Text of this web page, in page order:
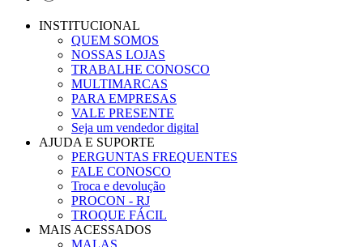
INSTITUCIONAL
QUEM SOMOS
NOSSAS LOJAS
TRABALHE CONOSCO
MULTIMARCAS
PARA EMPRESAS
VALE PRESENTE
Seja um vendedor digital
AJUDA E SUPORTE
PERGUNTAS FREQUENTES
FALE CONOSCO
Troca e devolução
PROCON - RJ
TROQUE FÁCIL
MAIS ACESSADOS
MALAS